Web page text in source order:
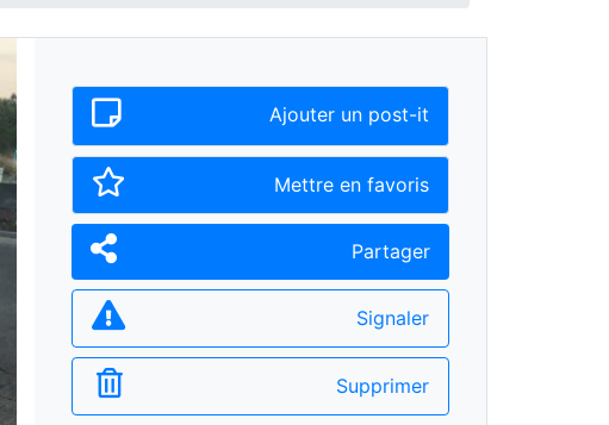
Ajouter un post-it
Mettre en favoris
Partager
Signaler
Supprimer